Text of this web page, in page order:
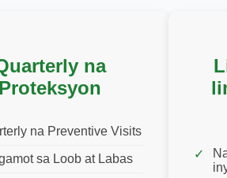
na
Proteksyon
na Preventive Visits
sa Loob at Labas